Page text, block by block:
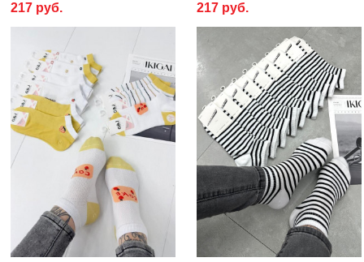
217 руб.
217 руб.